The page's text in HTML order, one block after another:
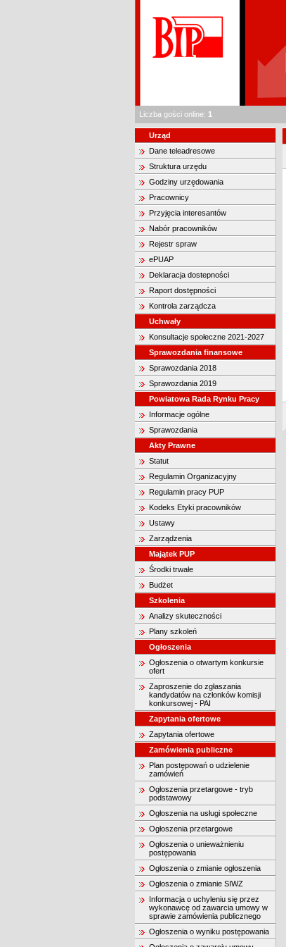
Liczba gości online: 1
Urząd
Dane teleadresowe
Struktura urzędu
Godziny urzędowania
Pracownicy
Przyjęcia interesantów
Nabór pracowników
Rejestr spraw
ePUAP
Deklaracja dostepności
Raport dostępności
Kontrola zarządcza
Uchwały
Konsultacje społeczne 2021-2027
Sprawozdania finansowe
Sprawozdania 2018
Sprawozdania 2019
Powiatowa Rada Rynku Pracy
Informacje ogólne
Sprawozdania
Akty Prawne
Statut
Regulamin Organizacyjny
Regulamin pracy PUP
Kodeks Etyki pracowników
Ustawy
Zarządzenia
Majątek PUP
Środki trwałe
Budżet
Szkolenia
Analizy skuteczności
Plany szkoleń
Ogłoszenia
Ogłoszenia o otwartym konkursie
ofert
Zaproszenie do zgłaszania
kandydatów na członków komisji
konkursowej - PAI
Zapytania ofertowe
Zapytania ofertowe
Zamówienia publiczne
Plan postępowań o udzielenie
zamówień
Ogłoszenia przetargowe - tryb
podstawowy
Ogłoszenia na usługi społeczne
Ogłoszenia przetargowe
Ogłoszenia o unieważnieniu
postępowania
Ogłoszenia o zmianie ogłoszenia
Ogłoszenia o zmianie SIWZ
Informacja o uchyleniu się przez
wykonawcę od zawarcia umowy w
sprawie zamówienia publicznego
Ogłoszenia o wyniku postępowania